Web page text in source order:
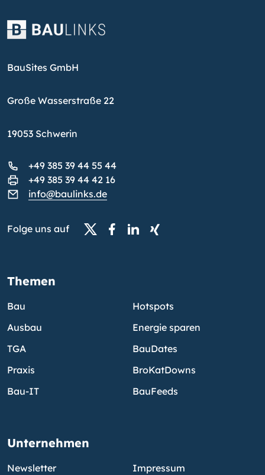
BauSites GmbH
Große Wasserstraße 22
19053 Schwerin
+49 385 39 44 55 44
+49 385 39 44 42 16
info@baulinks.de
Folge uns auf
Themen
Bau
Ausbau
TGA
Praxis
Bau-IT
Hotspots
Energie sparen
BauDates
BroKatDowns
BauFeeds
Unternehmen
Newsletter
Impressum